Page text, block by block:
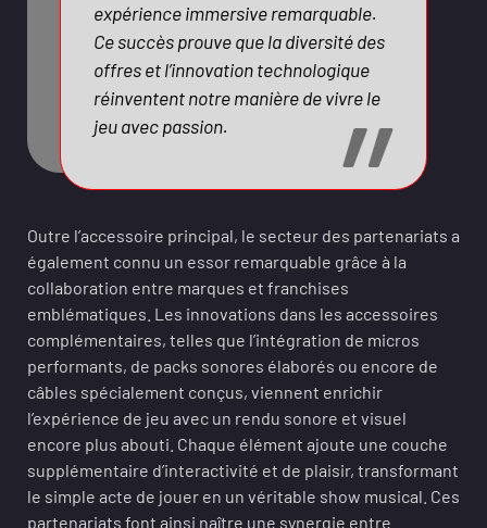
expérience immersive remarquable.
Ce succès prouve que la diversité des
offres et l’innovation technologique
réinventent notre manière de vivre le
jeu avec passion.
Outre l’accessoire principal, le secteur des partenariats a
également connu un essor remarquable grâce à la
collaboration entre marques et franchises
emblématiques. Les innovations dans les accessoires
complémentaires, telles que l’intégration de micros
performants, de packs sonores élaborés ou encore de
câbles spécialement conçus, viennent enrichir
l’expérience de jeu avec un rendu sonore et visuel
encore plus abouti. Chaque élément ajoute une couche
supplémentaire d’interactivité et de plaisir, transformant
le simple acte de jouer en un véritable show musical. Ces
partenariats font ainsi naître une synergie entre